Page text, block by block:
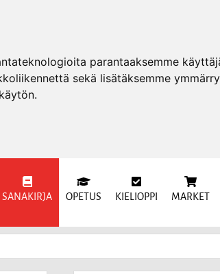
parantaaksemme
sekä lisätäksemme
SANAKIRJA OPETUS KIELIOPPI MARKET